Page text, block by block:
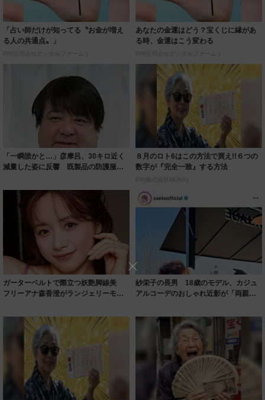
「占い師だけが知ってる〝お金が増え
る人の共通点〟」
PR(合同会社デジタルファーム )
あなたの金運はどう？宝くじに縁があ
る時、金運はこう変わる
PR(合同会社デジタルファーム )
「一瞬誰かと…」彦摩呂、30キロ近く
減量した姿に反響 既製品の防護服が
８月のロト6はこの方法で買え!!６つの
数字が『完全一致』する方法
PR(株式会社MURA)
ガーターベルトで際立つ妖艶脚線美
フリーアナ森香澄がランジェリーモデ
紗栄子の長男 18歳のモデル、カジュ
アルコーデのおしゃれ近影が「両親の